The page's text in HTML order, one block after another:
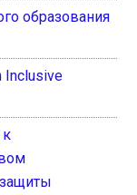
образования
Inclusive
к